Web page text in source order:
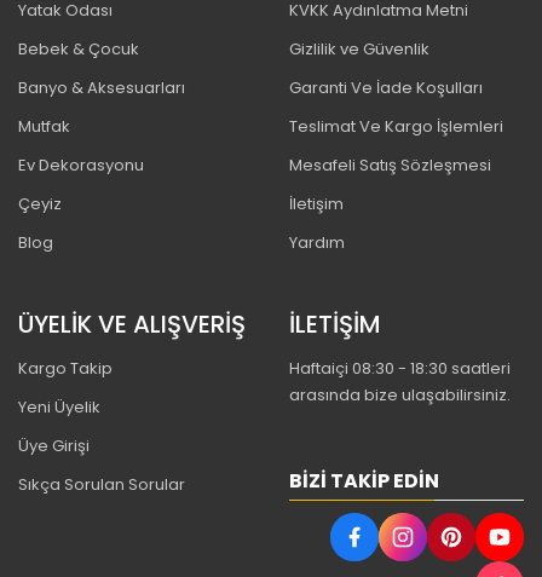
Yatak Odası
Bebek & Çocuk
Banyo & Aksesuarları
Mutfak
Ev Dekorasyonu
Çeyiz
Blog
KVKK Aydınlatma Metni
Gizlilik ve Güvenlik
Garanti Ve İade Koşulları
Teslimat Ve Kargo İşlemleri
Mesafeli Satış Sözleşmesi
İletişim
Yardım
ÜYELİK VE ALIŞVERİŞ
Kargo Takip
Yeni Üyelik
Üye Girişi
Sıkça Sorulan Sorular
İLETİŞİM
Haftaiçi 08:30 - 18:30 saatleri
arasında bize ulaşabilirsiniz.
BIZI TAKIP EDIN